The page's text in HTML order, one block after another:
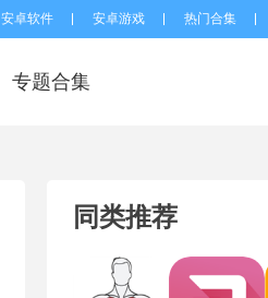
安卓软件 安卓游戏 热门合集
专题合集
同类推荐